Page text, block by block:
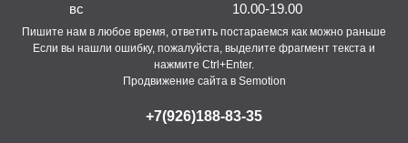
вс
10.00-19.00
Пишите нам в любое время, ответить постараемся как можно раньше
Если вы нашли ошибку, пожалуйста, выделите фрагмент текста и
нажмите Ctrl+Enter.
Продвижение сайта в Semotion
+7(926)188-83-35